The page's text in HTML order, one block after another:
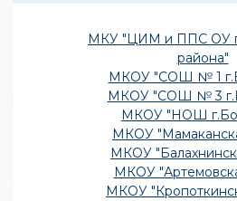
МКУ "ЦИМ и ППС ОУ
района"
МКОУ "СОШ № 1
МКОУ "СОШ № 3
МКОУ "НОШ
МКОУ
МКОУ
МКОУ
МКОУ